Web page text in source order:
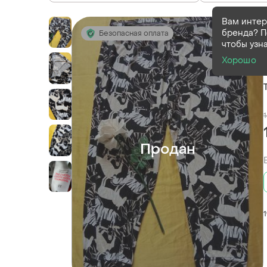
Безопасная оплата
Продан
Вам
бренда?
чтобы
Хорошо